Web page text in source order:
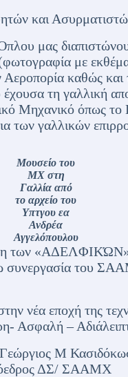
και
μας
(φωτογραφία με
καθώς
τη γαλλική
Μηχανικό όπως
των γαλλικών
Μουσείο του
ΜΧ στη
Γαλλία από
το αρχείο του
Υπτγου εα
Ανδρέα
Αγγελόπουλου
των
συνεργασία του
εποχή της
–
Μ
ΔΣ/ ΣΑΑΜΧ